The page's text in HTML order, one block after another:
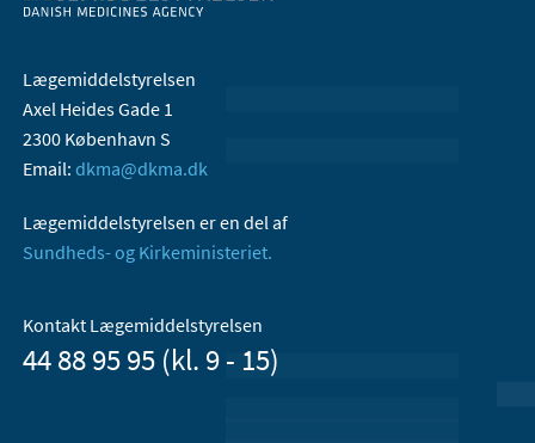
Lægemiddelstyrelsen
Axel Heides Gade 1
2300 København S
Email: dkma@dkma.dk
Lægemiddelstyrelsen er en del af
Sundheds- og Kirkeministeriet.
Kontakt Lægemiddelstyrelsen
44 88 95 95 (kl. 9 - 15)